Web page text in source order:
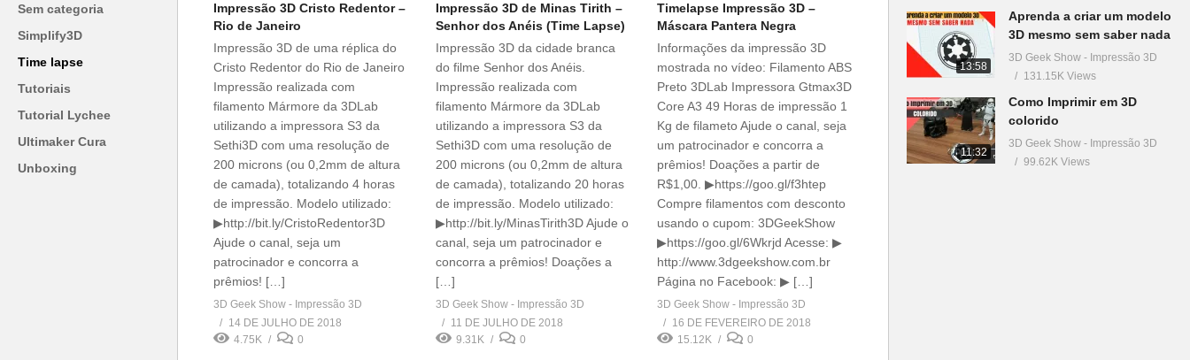
Sem categoria
Simplify3D
Time lapse
Tutoriais
Tutorial Lychee
Ultimaker Cura
Unboxing
Impressão 3D Cristo Redentor –
Rio de Janeiro
Impressão 3D de uma réplica do
Cristo Redentor do Rio de Janeiro
Impressão realizada com
filamento Mármore da 3DLab
utilizando a impressora S3 da
Sethi3D com uma resolução de
200 microns (ou 0,2mm de altura
de camada), totalizando 4 horas
de impressão. Modelo utilizado:
▶http://bit.ly/CristoRedentor3D
Ajude o canal, seja um
patrocinador e concorra a
prêmios! […]
3D Geek Show - Impressão 3D
14 DE JULHO DE 2018
4.75K
0
Impressão 3D de Minas Tirith –
Senhor dos Anéis (Time Lapse)
Impressão 3D da cidade branca
do filme Senhor dos Anéis.
Impressão realizada com
filamento Mármore da 3DLab
utilizando a impressora S3 da
Sethi3D com uma resolução de
200 microns (ou 0,2mm de altura
de camada), totalizando 20 horas
de impressão. Modelo utilizado:
▶http://bit.ly/MinasTirith3D Ajude o
canal, seja um patrocinador e
concorra a prêmios! Doações a
[…]
3D Geek Show - Impressão 3D
11 DE JULHO DE 2018
9.31K
0
Timelapse Impressão 3D –
Máscara Pantera Negra
Informações da impressão 3D
mostrada no vídeo: Filamento ABS
Preto 3DLab Impressora Gtmax3D
Core A3 49 Horas de impressão 1
Kg de filameto Ajude o canal, seja
um patrocinador e concorra a
prêmios! Doações a partir de
R$1,00. ▶https://goo.gl/f3htep
Compre filamentos com desconto
usando o cupom: 3DGeekShow
▶https://goo.gl/6Wkrjd Acesse: ▶
http://www.3dgeekshow.com.br
Página no Facebook: ▶ […]
3D Geek Show - Impressão 3D
16 DE FEVEREIRO DE 2018
15.12K
0
13:58
Aprenda a criar um modelo
3D mesmo sem saber nada
3D Geek Show - Impressão 3D
131.15K Views
11:32
Como Imprimir em 3D
colorido
3D Geek Show - Impressão 3D
99.62K Views